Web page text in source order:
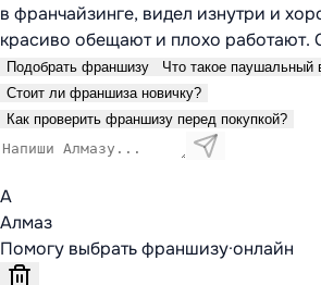
в франчайзинге, видел изнутри и
красиво обещают и плохо работают.
Подобрать франшизу
Что такое паушальный
Стоит ли франшиза новичку?
Как проверить франшизу перед покупкой?
А
Алмаз
Помогу выбрать франшизу·онлайн